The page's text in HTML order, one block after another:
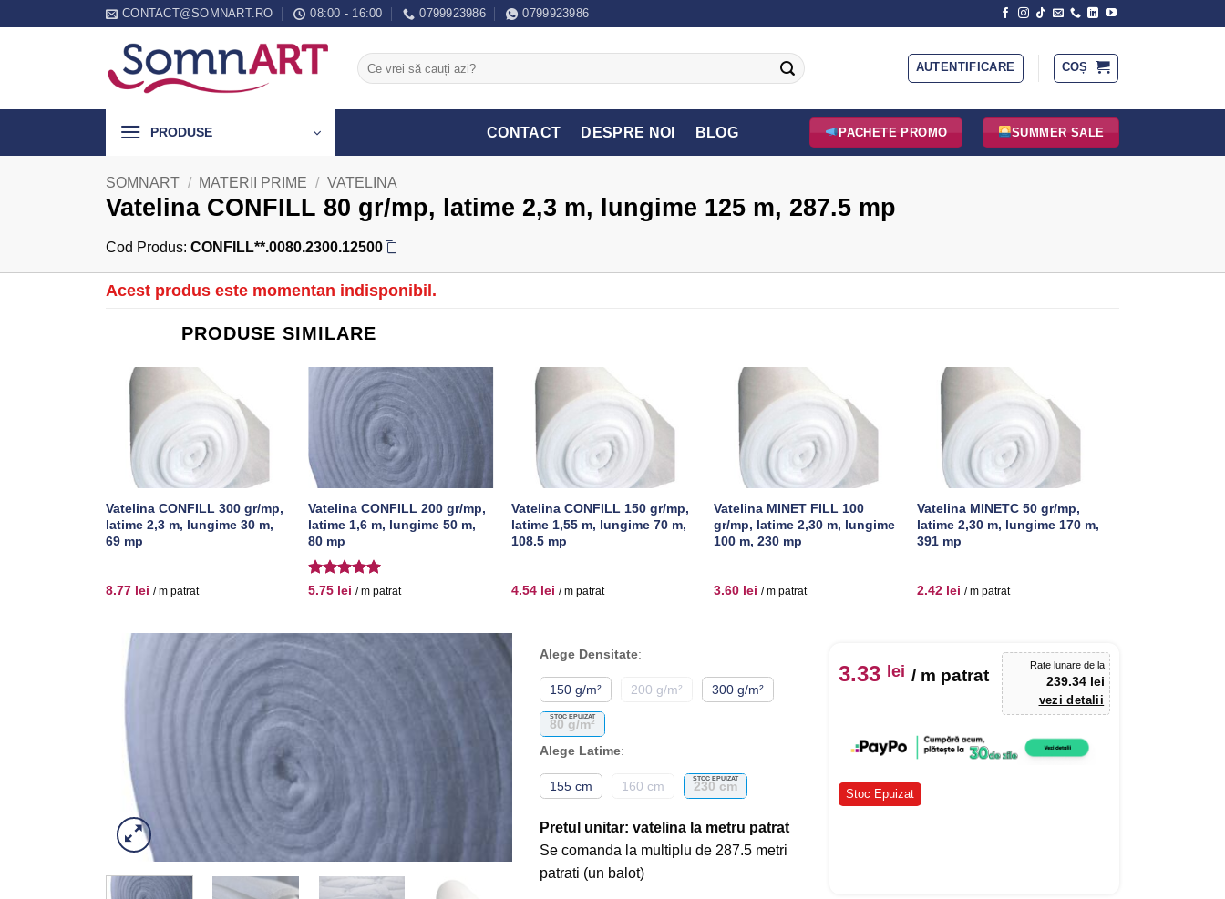
CONTACT@SOMNART.RO 08:00 - 16:00 0799923986 0799923986
Caută
după:
AUTENTIFICARE COȘ
PRODUSE CONTACT DESPRE NOI BLOG PACHETE PROMO SUMMER SALE
SOMNART / MATERII PRIME / VATELINA
Vatelina CONFILL 80 gr/mp, latime 2,3 m, lungime 125 m, 287.5 mp
Cod Produs: CONFILL**.0080.2300.12500
Acest produs este momentan indisponibil.
PRODUSE SIMILARE
Vatelina CONFILL 300 gr/mp,
latime 2,3 m, lungime 30 m,
69 mp
8.77 lei / m patrat
Vatelina CONFILL 200 gr/mp,
latime 1,6 m, lungime 50 m,
80 mp
Evaluat la
5.75 lei / m patrat
Vatelina CONFILL 150 gr/mp,
latime 1,55 m, lungime 70 m,
108.5 mp
4.54 lei / m patrat
Vatelina MINET FILL 100
gr/mp, latime 2,30 m, lungime
100 m, 230 mp
3.60 lei / m patrat
Vatelina MINETC 50 gr/mp,
latime 2,30 m, lungime 170 m,
391 mp
2.42 lei / m patrat
Alege Densitate:
150 g/m² 200 g/m² 300 g/m²
80 g/m²
STOC EPUIZAT
Alege Latime:
155 cm 160 cm 230 cm
STOC EPUIZAT
Pretul unitar: vatelina la metru patrat
Se comanda la multiplu de 287.5 metri
patrati (un balot)
3.33 lei / m patrat
Rate lunare de la
239.34 lei
vezi detalii
Stoc Epuizat